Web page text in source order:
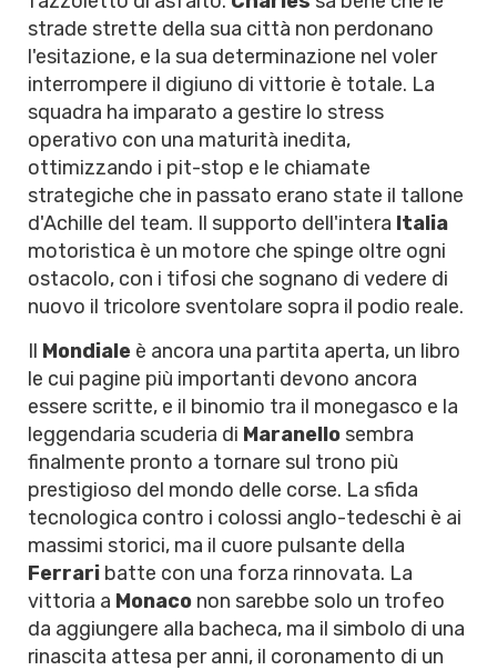
strade strette della sua città non perdonano
l'esitazione, e la sua determinazione nel voler
interrompere il digiuno di vittorie è totale. La
squadra ha imparato a gestire lo stress
operativo con una maturità inedita,
ottimizzando i pit-stop e le chiamate
strategiche che in passato erano state il tallone
d'Achille del team. Il supporto dell'intera Italia
motoristica è un motore che spinge oltre ogni
ostacolo, con i tifosi che sognano di vedere di
nuovo il tricolore sventolare sopra il podio reale.
Il Mondiale è ancora una partita aperta, un libro
le cui pagine più importanti devono ancora
essere scritte, e il binomio tra il monegasco e la
leggendaria scuderia di Maranello sembra
finalmente pronto a tornare sul trono più
prestigioso del mondo delle corse. La sfida
tecnologica contro i colossi anglo-tedeschi è ai
massimi storici, ma il cuore pulsante della
Ferrari batte con una forza rinnovata. La
vittoria a Monaco non sarebbe solo un trofeo
da aggiungere alla bacheca, ma il simbolo di una
rinascita attesa per anni, il coronamento di un